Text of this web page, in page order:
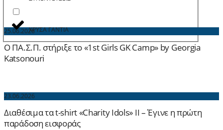
ΧΡΥΣΑ ΓΑΝΤΙΑ
25.06.2026
Ο ΠΑ.Σ.Π. στήριξε το «1st Girls GK Camp» by Georgia
Katsonouri
23.06.2026
Διαθέσιμα τα t-shirt «Charity Idols» ΙΙ – Έγινε η πρώτη
παράδοση εισφοράς